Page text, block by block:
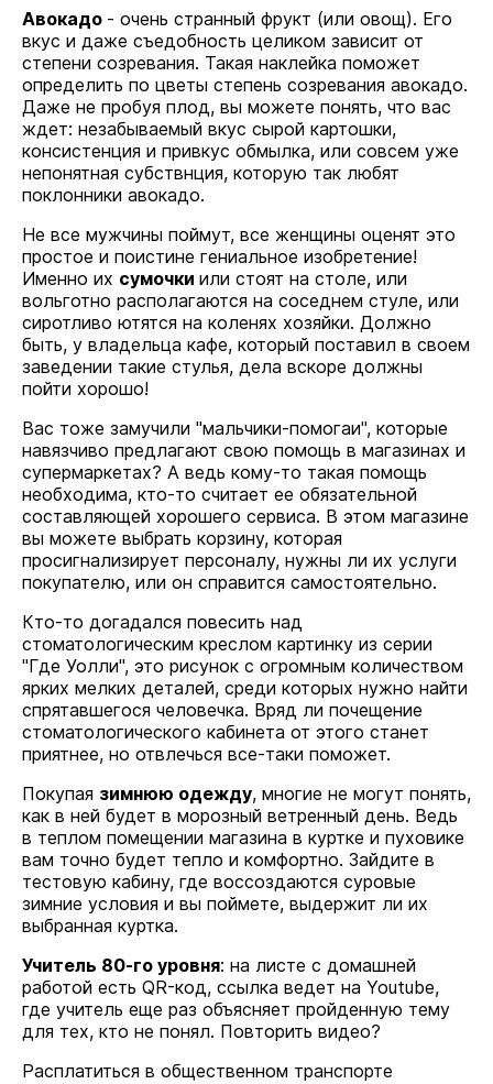
Авокадо - очень странный фрукт (или овощ). Его
вкус и даже съедобность целиком зависит от
степени созревания. Такая наклейка поможет
определить по цветы степень созревания авокадо.
Даже не пробуя плод, вы можете понять, что вас
ждет: незабываемый вкус сырой картошки,
консистенция и привкус обмылка, или совсем уже
непонятная субствнция, которую так любят
поклонники авокадо.
Не все мужчины поймут, все женщины оценят это
простое и поистине гениальное изобретение!
Именно их сумочки или стоят на столе, или
вольготно располагаются на соседнем стуле, или
сиротливо ютятся на коленях хозяйки. Должно
быть, у владельца кафе, который поставил в своем
заведении такие стулья, дела вскоре должны
пойти хорошо!
Вас тоже замучили "мальчики-помогаи", которые
навязчиво предлагают свою помощь в магазинах и
супермаркетах? А ведь кому-то такая помощь
необходима, кто-то считает ее обязательной
составляющей хорошего сервиса. В этом магазине
вы можете выбрать корзину, которая
просигнализирует персоналу, нужны ли их услуги
покупателю, или он справится самостоятельно.
Кто-то догадался повесить над
стоматологическим креслом картинку из серии
"Где Уолли", это рисунок с огромным количеством
ярких мелких деталей, среди которых нужно найти
спрятавшегося человечка. Вряд ли почещение
стоматологического кабинета от этого станет
приятнее, но отвлечься все-таки поможет.
Покупая зимнюю одежду, многие не могут понять,
как в ней будет в морозный ветренный день. Ведь
в теплом помещении магазина в куртке и пуховике
вам точно будет тепло и комфортно. Зайдите в
тестовую кабину, где воссоздаются суровые
зимние условия и вы поймете, выдержит ли их
выбранная куртка.
Учитель 80-го уровня: на листе с домашней
работой есть QR-код, ссылка ведет на Youtube,
где учитель еще раз объясняет пройденную тему
для тех, кто не понял. Повторить видео?
Расплатиться в общественном транспорте